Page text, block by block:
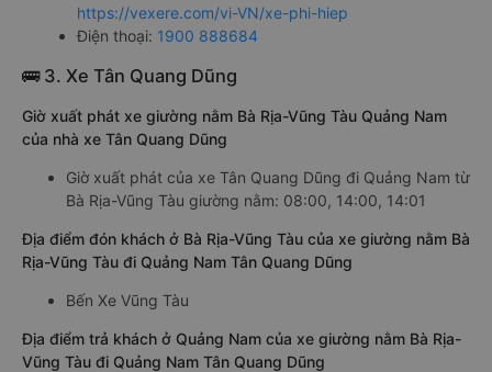
https://vexere.com/vi-VN/xe-phi-hiep
Điện thoại: 1900 888684
🚌 3. Xe Tân Quang Dũng
Giờ xuất phát xe giường nằm Bà Rịa-Vũng Tàu Quảng Nam
của nhà xe Tân Quang Dũng
Giờ xuất phát của xe Tân Quang Dũng đi Quảng Nam từ
Bà Rịa-Vũng Tàu giường nằm: 08:00, 14:00, 14:01
Địa điểm đón khách ở Bà Rịa-Vũng Tàu của xe giường nằm Bà
Rịa-Vũng Tàu đi Quảng Nam Tân Quang Dũng
Bến Xe Vũng Tàu
Địa điểm trả khách ở Quảng Nam của xe giường nằm Bà Rịa-
Vũng Tàu đi Quảng Nam Tân Quang Dũng